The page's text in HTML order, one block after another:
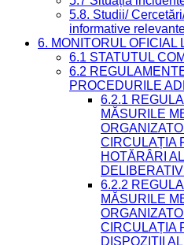
5.8. Studii/
informative
6. MONITORUL OFICIAL
6.1 STATUTUL
6.2
PROCEDURILE
6.2.1
MĂSURILE
CIRCULAȚIA
HOTĂRÂRI
6.2.2
MĂSURILE
CIRCULAȚIA
DISPOZIȚII